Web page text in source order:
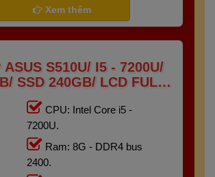
Xem thêm
ASUS S510U/ I5 - 7200U/
SSD 240GB/ LCD FULL
CPU: Intel Core i5 -
7200U.
Ram: 8G - DDR4 bus
2400.